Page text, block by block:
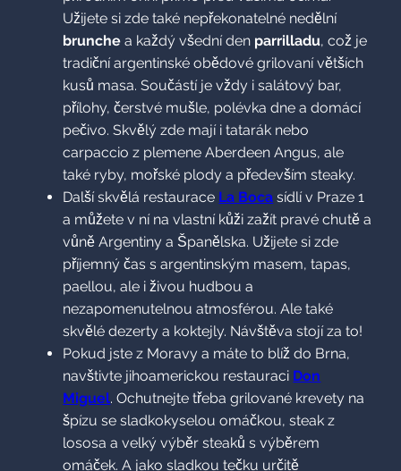
Vyzkoušejte pravý jihoamerický grill restaurant
Asador
, který najdete v Praze 4. Originální restaurace
nabízí přípravu pokrmů na přírodním ohni přímo před
vašima očima. Užijete si zde také nepřekonatelné
nedělníbrunchea každý všední denparrilladu, což
je tradiční argentinské obědové grilovaní větších kusů
masa. Součástí je vždy i salátový bar, přílohy, čerstvé
mušle, polévka dne a domácí pečivo. Skvělý zde mají
i tatarák nebo carpaccio z plemene Aberdeen
Angus, ale také ryby, mořské plody a především
steaky.
Další skvělá restauraceLa Bocasídlí v Praze 1 a
můžete v ní na vlastní kůži zažít pravé chutě a vůně
Argentiny a Španělska. Užijete si zde příjemný čas s
argentinským masem, tapas, paellou, ale i živou
hudbou a nezapomenutelnou atmosférou. Ale také
skvělé dezerty a koktejly. Návštěva stojí za to!
Pokud jste z Moravy a máte to blíž do Brna, navštivte
jihoamerickou restauraci
Don Miguel
. Ochutnejte
třeba grilované krevety na špízu se sladkokyselou
omáčkou, steak z lososa a velký výběr steaků s
výběrem omáček. A jako sladkou tečku určitě
nevynechejte legendárníchurros , smažené
„koblihové“ pečivo obalované ve skořicovém cukru a